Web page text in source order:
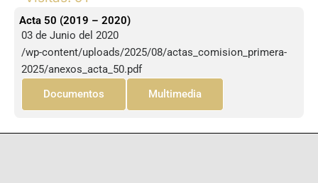
Acta 50 (2019 – 2020)
03 de Junio del 2020
/wp-content/uploads/2025/08/actas_comision_primera-
2025/anexos_acta_50.pdf
Documentos
Multimedia